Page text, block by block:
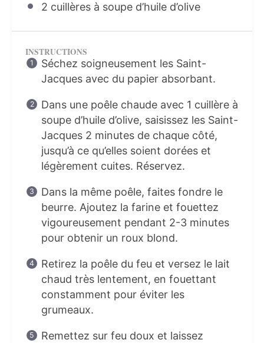
2 cuillères à soupe d’huile d’olive
INSTRUCTIONS
Séchez soigneusement les Saint-
Jacques avec du papier absorbant.
Dans une poêle chaude avec 1 cuillère à
soupe d’huile d’olive, saisissez les Saint-
Jacques 2 minutes de chaque côté,
jusqu’à ce qu’elles soient dorées et
légèrement cuites. Réservez.
Dans la même poêle, faites fondre le
beurre. Ajoutez la farine et fouettez
vigoureusement pendant 2-3 minutes
pour obtenir un roux blond.
Retirez la poêle du feu et versez le lait
chaud très lentement, en fouettant
constamment pour éviter les
grumeaux.
Remettez sur feu doux et laissez